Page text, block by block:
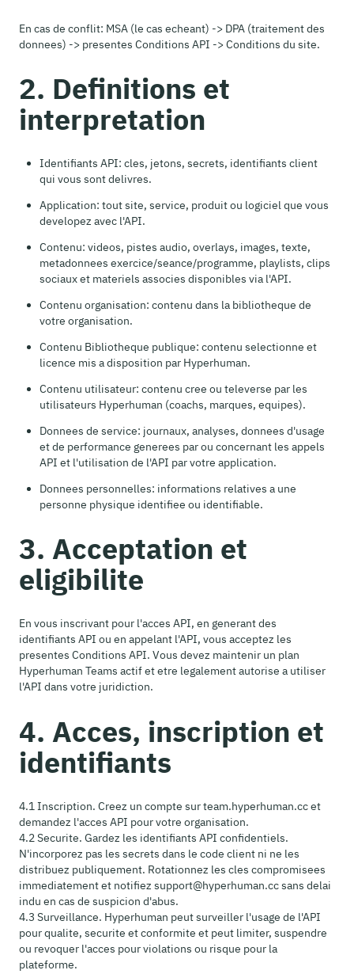
En cas de conflit: MSA (le cas echeant) -> DPA (traitement des
donnees) -> presentes Conditions API -> Conditions du site.
2. Definitions et
interpretation
Identifiants API: cles, jetons, secrets, identifiants client
qui vous sont delivres.
Application: tout site, service, produit ou logiciel que vous
developez avec l'API.
Contenu: videos, pistes audio, overlays, images, texte,
metadonnees exercice/seance/programme, playlists, clips
sociaux et materiels associes disponibles via l'API.
Contenu organisation: contenu dans la bibliotheque de
votre organisation.
Contenu Bibliotheque publique: contenu selectionne et
licence mis a disposition par Hyperhuman.
Contenu utilisateur: contenu cree ou televerse par les
utilisateurs Hyperhuman (coachs, marques, equipes).
Donnees de service: journaux, analyses, donnees d'usage
et de performance generees par ou concernant les appels
API et l'utilisation de l'API par votre application.
Donnees personnelles: informations relatives a une
personne physique identifiee ou identifiable.
3. Acceptation et
eligibilite
En vous inscrivant pour l'acces API, en generant des
identifiants API ou en appelant l'API, vous acceptez les
presentes Conditions API. Vous devez maintenir un plan
Hyperhuman Teams actif et etre legalement autorise a utiliser
l'API dans votre juridiction.
4. Acces, inscription et
identifiants
4.1 Inscription. Creez un compte sur team.hyperhuman.cc et
demandez l'acces API pour votre organisation.
4.2 Securite. Gardez les identifiants API confidentiels.
N'incorporez pas les secrets dans le code client ni ne les
distribuez publiquement. Rotationnez les cles compromisees
immediatement et notifiez support@hyperhuman.cc sans delai
indu en cas de suspicion d'abus.
4.3 Surveillance. Hyperhuman peut surveiller l'usage de l'API
pour qualite, securite et conformite et peut limiter, suspendre
ou revoquer l'acces pour violations ou risque pour la
plateforme.